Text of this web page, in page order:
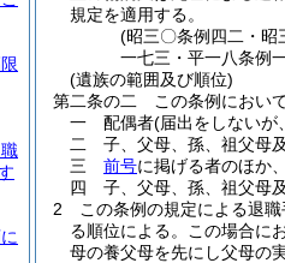
規定を適用する。
(昭三〇条例四二・昭
一七三・平一八条例
(遺族の範囲及び順位)
第二条の二
この条例におい
一
配偶者(届出をしないが
二
子、父母、孫、祖父母
三
前号に掲げる者のほか
四
子、父母、孫、祖父母
2
この条例の規定による退
る順位による。
この場合に
母の養父母を先にし父母の